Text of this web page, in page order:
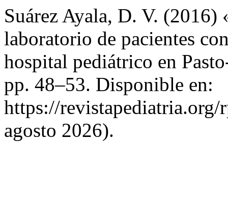
Suárez Ayala, D. V.
laboratorio de pacientes
hospital pediátrico en
pp. 48–53. Disponible en:
https://
agosto 2026).